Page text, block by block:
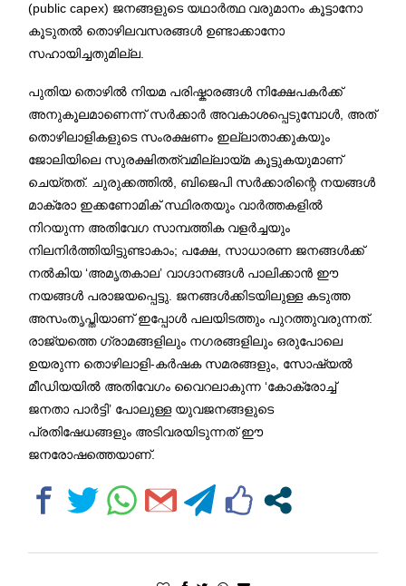
(public capex) ജനങ്ങളുടെ യഥാർത്ഥ വരുമാനം കൂട്ടാനോ
കൂടുതൽ തൊഴിലവസരങ്ങൾ ഉണ്ടാക്കാനോ
സഹായിച്ചതുമില്ല.
പുതിയ തൊഴിൽ നിയമ പരിഷ്കാരങ്ങൾ നിക്ഷേപകർക്ക്
അനുകൂലമാണെന്ന് സർക്കാർ അവകാശപ്പെടുമ്പോൾ, അത്
തൊഴിലാളികളുടെ സംരക്ഷണം ഇല്ലാതാക്കുകയും
ജോലിയിലെ സുരക്ഷിതത്വമില്ലായ്മ കൂട്ടുകയുമാണ്
ചെയ്തത്. ചുരുക്കത്തിൽ, ബിജെപി സർക്കാരിന്റെ നയങ്ങൾ
മാക്രോ ഇക്കണോമിക് സ്ഥിരതയും വാർത്തകളിൽ
നിറയുന്ന അതിവേഗ സാമ്പത്തിക വളർച്ചയും
നിലനിർത്തിയിട്ടുണ്ടാകാം; പക്ഷേ, സാധാരണ ജനങ്ങൾക്ക്
നൽകിയ ‘അമൃതകാല’ വാഗ്ദാനങ്ങൾ പാലിക്കാൻ ഈ
നയങ്ങൾ പരാജയപ്പെട്ടു. ജനങ്ങൾക്കിടയിലുള്ള കടുത്ത
അസംതൃപ്തിയാണ് ഇപ്പോൾ പലയിടത്തും പുറത്തുവരുന്നത്.
രാജ്യത്തെ ഗ്രാമങ്ങളിലും നഗരങ്ങളിലും ഒരുപോലെ
ഉയരുന്ന തൊഴിലാളി-കർഷക സമരങ്ങളും, സോഷ്യൽ
മീഡിയയിൽ അതിവേഗം വൈറലാകുന്ന ‘കോക്രോച്ച്
ജനതാ പാർട്ടി’ പോലുള്ള യുവജനങ്ങളുടെ
പ്രതിഷേധങ്ങളും അടിവരയിടുന്നത് ഈ
ജനരോഷത്തെയാണ്.